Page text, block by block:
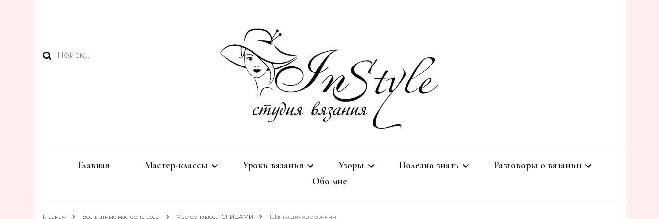
Найти:
Studio Instyle
Главная Мастер-классы Уроки вязания Узоры Полезно знать Разговоры о вязании
Обо мне
Главная Бесплатные мастер-классы Мастер-классы СПИЦАМИ Шапка двухсторонняя